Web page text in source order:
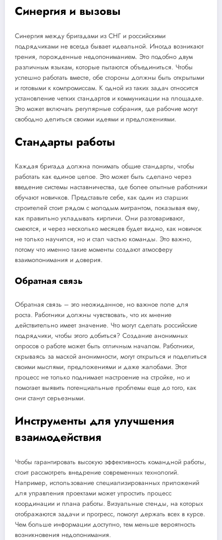
Синергия и вызовы
Синергия между бригадами из СНГ и российскими
подрядчиками не всегда бывает идеальной. Иногда возникают
трения, порожденные недопониманием. Это подобно двум
различным языкам, которые пытаются объединиться. Чтобы
успешно работать вместе, обе стороны должны быть открытыми
и готовыми к компромиссам. К одной из таких задач относится
установление четких стандартов и коммуникации на площадке.
Это может включать регулярные собрания, где рабочие могут
свободно делиться своими идеями и предложениями.
Стандарты работы
Каждая бригада должна понимать общие стандарты, чтобы
работать как единое целое. Это может быть сделано через
введение системы наставничества, где более опытные работники
обучают новичков. Представьте себе, как один из старших
строителей стоит рядом с молодым мигрантом, показывая ему,
как правильно укладывать кирпичи. Они разговаривают,
смеются, и через несколько месяцев будет видно, как новичок
не только научился, но и стал частью команды. Это важно,
потому что именно такие моменты создают атмосферу
взаимопонимания и доверия.
Обратная связь
Обратная связь – это неожиданное, но важное поле для
роста. Работники должны чувствовать, что их мнение
действительно имеет значение. Что могут сделать российские
подрядчики, чтобы этого добиться? Создание анонимных
опросов о работе может быть отличным началом. Работники,
скрываясь за маской анонимности, могут открыться и поделиться
своими мыслями, предложениями и даже жалобами. Этот
процесс не только поднимает настроение на стройке, но и
помогает выявить потенциальные проблемы еще до того, как
они станут серьезными.
Инструменты для улучшения
взаимодействия
Чтобы гарантировать высокую эффективность командной работы,
стоит рассмотреть внедрение современных технологий.
Например, использование специализированных приложений
для управления проектами может упростить процесс
координации и плана работы. Визуальные стенды, на которых
отображаются задачи и прогресс, помогут держать всех в курсе.
Чем больше информации доступно, тем меньше вероятность
возникновения недопонимания.